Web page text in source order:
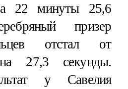
22 минуты 25,6
призер
отстал от
27,3 секунды.
у Савелия